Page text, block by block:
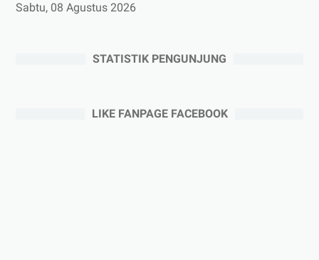
Sabtu, 08 Agustus 2026
STATISTIK PENGUNJUNG
LIKE FANPAGE FACEBOOK